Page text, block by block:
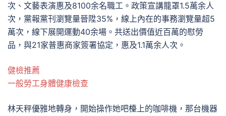
次、文藝表演惠及8100余名職工。政策宣講籠罩1.5萬余人
次，黨報黨刊瀏覽量晉陞35%，線上內在的事務瀏覽量超5
萬次，線下展開運動40余場。共送出價值近百萬的慰勞
品，與21家普惠商家簽署協定，惠及1.1萬余人次。
健檢推薦
一般勞工身體健康檢查
林天秤優雅地轉身，開始操作她吧檯上的咖啡機，那台機器